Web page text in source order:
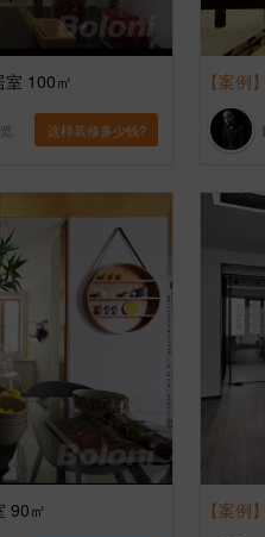
室 100㎡
这样装修多少钱?
【案例
90㎡ 【案例